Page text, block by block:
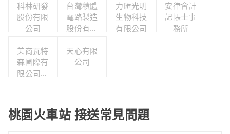
科林研發
股份有限
公司
台灣積體
電路製造
股份有限
力匯光明
生物科技
有限公司
安律會計
記帳士事
務所
美商瓦特
森國際有
限公司台
天心有限
公司
桃園火車站 接送常見問題